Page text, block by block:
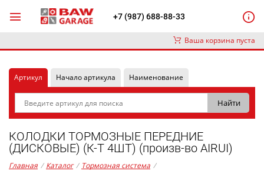
+7 (987) 688-88-33
Ваша корзина пуста
Артикул Начало артикула Наименование
КОЛОДКИ ТОРМОЗНЫЕ ПЕРЕДНИЕ
(ДИСКОВЫЕ) (К-Т 4ШТ) (произв-во AIRUI)
Главная / Каталог / Тормозная система /